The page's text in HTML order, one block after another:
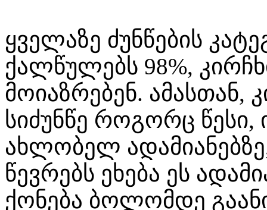
ყველაზე ძუნწების
ქალწულებს 98%,
მოიაზრებენ. ამასთან,
სიძუნწე როგორც
ახლობელ
წევრებს ეხება ეს
ქონება ბოლომდე